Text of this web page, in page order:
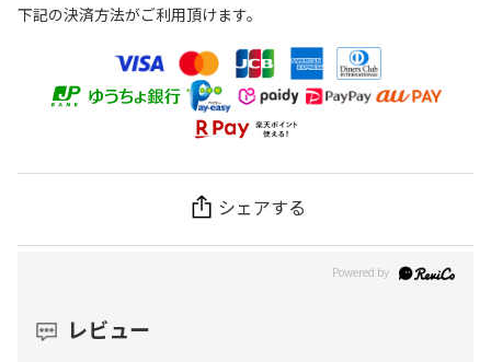
下記の決済方法がご利用頂けます。
シェアする
レビュー